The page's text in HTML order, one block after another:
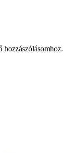
hozzászólásomhoz.